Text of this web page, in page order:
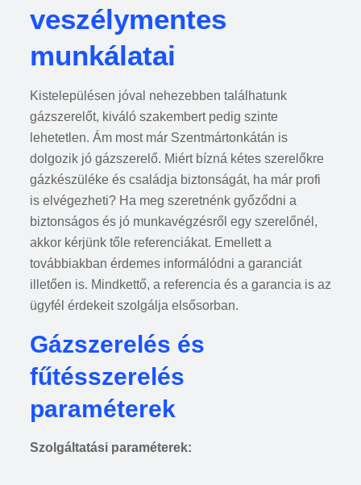
veszélymentes
munkálatai
Kistelepülésen jóval nehezebben találhatunk
gázszerelőt, kiváló szakembert pedig szinte
lehetetlen. Ám most már Szentmártonkátán is
dolgozik jó gázszerelő. Miért bízná kétes szerelőkre
gázkészüléke és családja biztonságát, ha már profi
is elvégezheti? Ha meg szeretnénk győződni a
biztonságos és jó munkavégzésről egy szerelőnél,
akkor kérjünk tőle referenciákat. Emellett a
továbbiakban érdemes informálódni a garanciát
illetően is. Mindkettő, a referencia és a garancia is az
ügyfél érdekeit szolgálja elsősorban.
Gázszerelés és
fűtésszerelés
paraméterek
Szolgáltatási paraméterek: